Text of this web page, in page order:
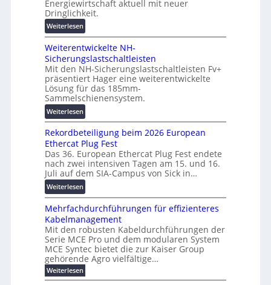
e
n
g
i
t
a
l
e
T
r
a
n
s
p
a
r
e
n
z
e
n
b
u
:
F
o
r
s
c
h
u
g
s
f
ö
e
r
u
n
g
b
Energiewirtschaft aktuell mit neuer
Dringlichkeit.
Weiterlesen:
V
o
l
t
a
-
X
2
0
2
7
w
i
r
d
z
u
m
E
n
e
r
g
Weiterentwickelte NH-
Sicherungslastschaltleisten
Mit den NH-Sicherungslastschaltleisten Fv+
präsentiert Hager eine weiterentwickelte
Lösung für das 185mm-
Sammelschienensystem.
Weiterlesen:
W
e
i
t
e
r
e
n
t
w
i
c
k
e
l
Rekordbeteiligung beim 2026 European
Ethercat Plug Fest
Das 36. European Ethercat Plug Fest endete
nach zwei intensiven Tagen am 15. und 16.
Juli auf dem SIA-Campus von Sick in…
Weiterlesen:
R
e
k
o
r
d
b
e
Mehrfachdurchführungen für effizienteres
Kabelmanagement
Mit den robusten Kabeldurchführungen der
Serie MCE Pro und dem modularen System
MCE Syntec bietet die zur Kaiser Group
gehörende Agro vielfältige…
Weiterlesen:
M